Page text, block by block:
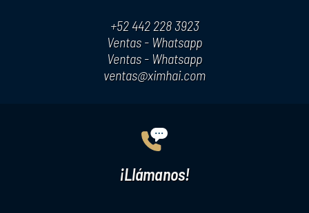
+52 442 228 3923
Ventas - Whatsapp
Ventas - Whatsapp
ventas@ximhai.com
¡Llámanos!